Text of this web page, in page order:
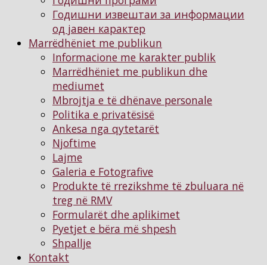
Годишни извештаи за информации
од јавен карактер
Marrëdhëniet me publikun
Informacione me karakter publik
Marrëdhëniet me publikun dhe
mediumet
Mbrojtja e të dhënave personale
Politika e privatësisë
Ankesa nga qytetarët
Njoftimе
Lajme
Galeria e Fotografive
Produkte të rrezikshme të zbuluara në
treg në RMV
Formularët dhe aplikimet
Pyetjet e bëra më shpesh
Shpallje
Kontakt